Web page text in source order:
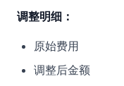
调整明细：
原始费用
调整后金额